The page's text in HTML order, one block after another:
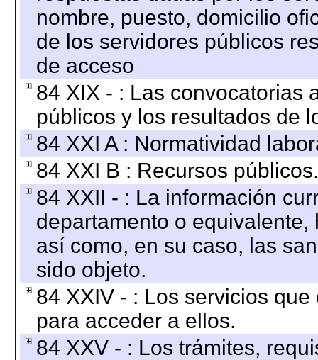
nombre, puesto, domicilio
de los servidores públicos
de acceso
84 XIX - : Las convocatorias
públicos y los resultados de
84 XXI A : Normatividad
84 XXI B : Recursos públicos.
84 XXII - : La información
departamento o
así como, en su caso, las
sido objeto.
84 XXIV - : Los servicios
para acceder a ellos.
84 XXV - : Los trámites,